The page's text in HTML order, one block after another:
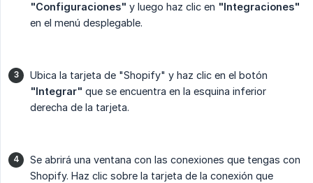
"Configuraciones" y luego haz clic en "Integraciones"
en el menú desplegable.
Ubica la tarjeta de "Shopify" y haz clic en el botón
"Integrar" que se encuentra en la esquina inferior
derecha de la tarjeta.
Se abrirá una ventana con las conexiones que tengas con
Shopify. Haz clic sobre la tarjeta de la conexión que